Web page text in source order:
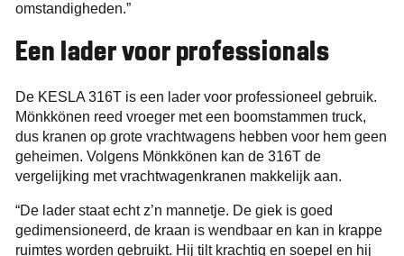
omstandigheden.”
Een lader voor professionals
De KESLA 316T is een lader voor professioneel gebruik.
Mönkkönen reed vroeger met een boomstammen truck,
dus kranen op grote vrachtwagens hebben voor hem geen
geheimen. Volgens Mönkkönen kan de 316T de
vergelijking met vrachtwagenkranen makkelijk aan.
“De lader staat echt z’n mannetje. De giek is goed
gedimensioneerd, de kraan is wendbaar en kan in krappe
ruimtes worden gebruikt. Hij tilt krachtig en soepel en hij